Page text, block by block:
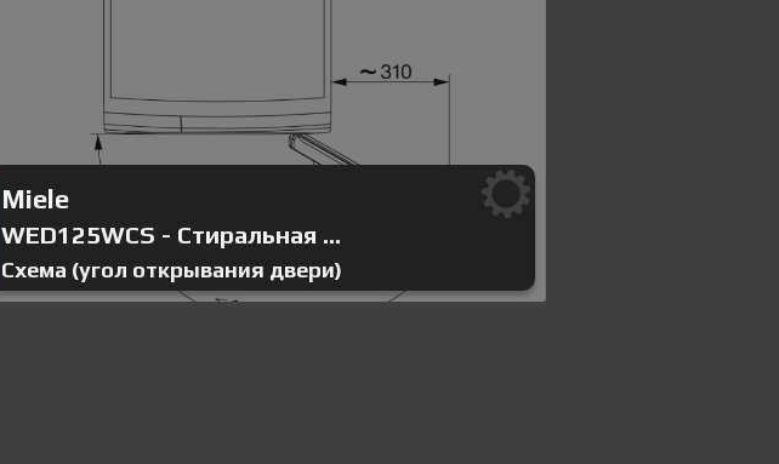
Miele
WED125WCS - Стиральная ...
Схема (угол открывания двери)